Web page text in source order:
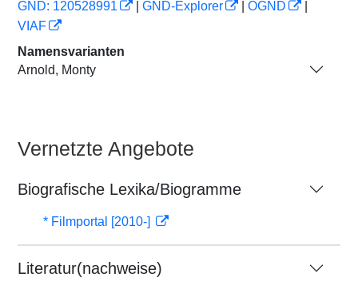
GND: 120528991
GND-Explorer OGND
VIAF
Namensvarianten
Arnold, Monty
Vernetzte Angebote
Biografische Lexika/Biogramme
* Filmportal [2010-]
Literatur(nachweise)